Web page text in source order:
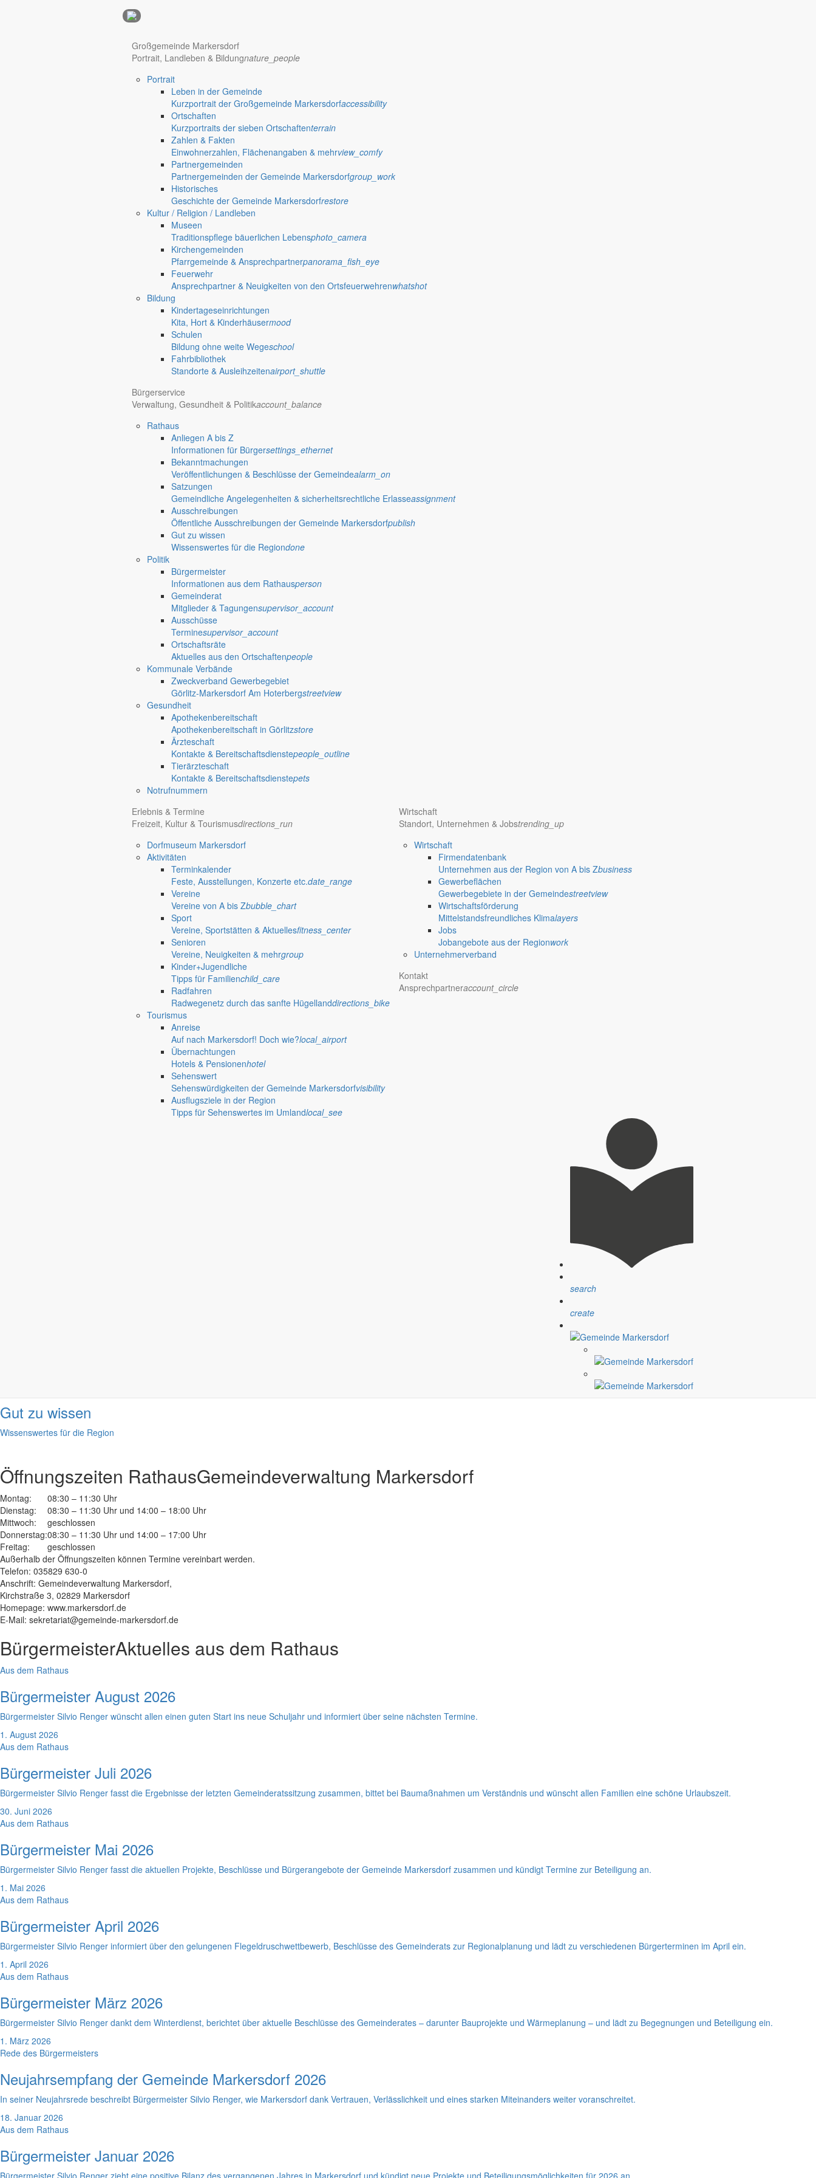
Regional werben auf markersdorf.de! anzeigen@gemeinde-markersdorf.de
Großgemeinde Markersdorf
Portrait, Landleben & Bildungnature_people
Portrait
Leben in der Gemeinde
Kurzportrait der Großgemeinde Markersdorfaccessibility
Ortschaften
Kurzportraits der sieben Ortschaftenterrain
Zahlen & Fakten
Einwohnerzahlen, Flächenangaben & mehrview_comfy
Partnergemeinden
Partnergemeinden der Gemeinde Markersdorfgroup_work
Historisches
Geschichte der Gemeinde Markersdorfrestore
Kultur / Religion / Landleben
Museen
Traditionspflege bäuerlichen Lebensphoto_camera
Kirchengemeinden
Pfarrgemeinde & Ansprechpartnerpanorama_fish_eye
Feuerwehr
Ansprechpartner & Neuigkeiten von den Ortsfeuerwehrenwhatshot
Bildung
Kindertageseinrichtungen
Kita, Hort & Kinderhäusermood
Schulen
Bildung ohne weite Wegeschool
Fahrbibliothek
Standorte & Ausleihzeitenairport_shuttle
Bürgerservice
Verwaltung, Gesundheit & Politikaccount_balance
Rathaus
Anliegen A bis Z
Informationen für Bürgersettings_ethernet
Bekanntmachungen
Veröffentlichungen & Beschlüsse der Gemeindealarm_on
Satzungen
Gemeindliche Angelegenheiten & sicherheitsrechtliche Erlasseassignment
Ausschreibungen
Öffentliche Ausschreibungen der Gemeinde Markersdorfpublish
Gut zu wissen
Wissenswertes für die Regiondone
Politik
Bürgermeister
Informationen aus dem Rathausperson
Gemeinderat
Mitglieder & Tagungensupervisor_account
Ausschüsse
Terminesupervisor_account
Ortschaftsräte
Aktuelles aus den Ortschaftenpeople
Kommunale Verbände
Zweckverband Gewerbegebiet
Görlitz-Markersdorf Am Hoterbergstreetview
Gesundheit
Apothekenbereitschaft
Apothekenbereitschaft in Görlitzstore
Ärzteschaft
Kontakte & Bereitschaftsdienstepeople_outline
Tierärzteschaft
Kontakte & Bereitschaftsdienstepets
Notrufnummern
Erlebnis & Termine
Freizeit, Kultur & Tourismusdirections_run
Dorfmuseum Markersdorf
Aktivitäten
Terminkalender
Feste, Ausstellungen, Konzerte etc.date_range
Vereine
Vereine von A bis Zbubble_chart
Sport
Vereine, Sportstätten & Aktuellesfitness_center
Senioren
Vereine, Neuigkeiten & mehrgroup
Kinder+Jugendliche
Tipps für Familienchild_care
Radfahren
Radwegenetz durch das sanfte Hügellanddirections_bike
Tourismus
Anreise
Auf nach Markersdorf! Doch wie?local_airport
Übernachtungen
Hotels & Pensionenhotel
Sehenswert
Sehenswürdigkeiten der Gemeinde Markersdorfvisibility
Ausflugsziele in der Region
Tipps für Sehenswertes im Umlandlocal_see
Wirtschaft
Standort, Unternehmen & Jobstrending_up
Wirtschaft
Firmendatenbank
Unternehmen aus der Region von A bis Zbusiness
Gewerbeflächen
Gewerbegebiete in der Gemeindestreetview
Wirtschaftsförderung
Mittelstandsfreundliches Klimalayers
Jobs
Jobangebote aus der Regionwork
Unternehmerverband
Kontakt
Ansprechpartneraccount_circle
search
create
Deutsch-Paulsdorf
Jauernick-Buschbach
Früher musste man wegen jeder Angelegenheit “uff de Gemeende”, heute stellt das Rathaus Markersdorf viele Informationen online bereit. Ansprechpartner, Öffnungszeiten und Informationen zu
Satzungen
Verfahrensvorschriften und Gebühren
Gut zu wissen
Wissenswertes für die Region
Öffnungszeiten RathausGemeindeverwaltung Markersdorf
Montag:
08:30 – 11:30 Uhr
Dienstag:
08:30 – 11:30 Uhr und 14:00 – 18:00 Uhr
Mittwoch:
geschlossen
Donnerstag:08:30 – 11:30 Uhr und 14:00 – 17:00 Uhr
Freitag:
geschlossen
Außerhalb der Öffnungszeiten können Termine vereinbart werden.
Telefon: 035829 630-0
Anschrift: Gemeindeverwaltung Markersdorf,
Kirchstraße 3, 02829 Markersdorf
Homepage: www.markersdorf.de
E-Mail: sekretariat@gemeinde-markersdorf.de
BürgermeisterAktuelles aus dem Rathaus
Aus dem Rathaus
Bürgermeister August 2026
Bürgermeister Silvio Renger wünscht allen einen guten Start ins neue Schuljahr und informiert über seine nächsten Termine.
1. August 2026
Aus dem Rathaus
Bürgermeister Juli 2026
Bürgermeister Silvio Renger fasst die Ergebnisse der letzten Gemeinderatssitzung zusammen, bittet bei Baumaßnahmen um Verständnis und wünscht allen Familien eine schöne Urlaubszeit.
30. Juni 2026
Aus dem Rathaus
Bürgermeister Mai 2026
Bürgermeister Silvio Renger fasst die aktuellen Projekte, Beschlüsse und Bürgerangebote der Gemeinde Markersdorf zusammen und kündigt Termine zur Beteiligung an.
1. Mai 2026
Aus dem Rathaus
Bürgermeister April 2026
Bürgermeister Silvio Renger informiert über den gelungenen Flegeldruschwettbewerb, Beschlüsse des Gemeinderats zur Regionalplanung und lädt zu verschiedenen Bürgerterminen im April ein.
1. April 2026
Aus dem Rathaus
Bürgermeister März 2026
Bürgermeister Silvio Renger dankt dem Winterdienst, berichtet über aktuelle Beschlüsse des Gemeinderates – darunter Bauprojekte und Wärmeplanung – und lädt zu Begegnungen und Beteiligung ein.
1. März 2026
Rede des Bürgermeisters
Neujahrsempfang der Gemeinde Markersdorf 2026
In seiner Neujahrsrede beschreibt Bürgermeister Silvio Renger, wie Markersdorf dank Vertrauen, Verlässlichkeit und eines starken Miteinanders weiter voranschreitet.
18. Januar 2026
Aus dem Rathaus
Bürgermeister Januar 2026